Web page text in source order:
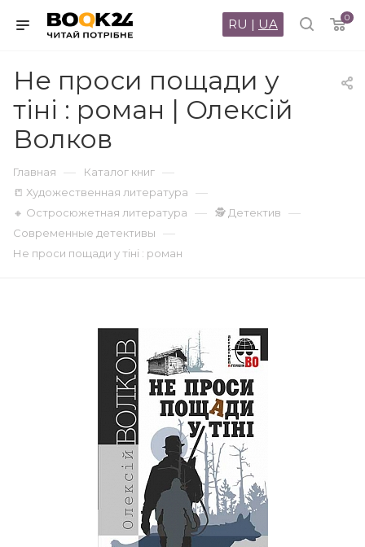
0
RU | UA
Не проси пощади у
тіні : роман | Олексій
Волков
Главная — Каталог книг —
📒 Художественная литература —
🔸 Остросюжетная литература — 🕵 Детектив —
Современные детективы —
Не проси пощади у тіні : роман